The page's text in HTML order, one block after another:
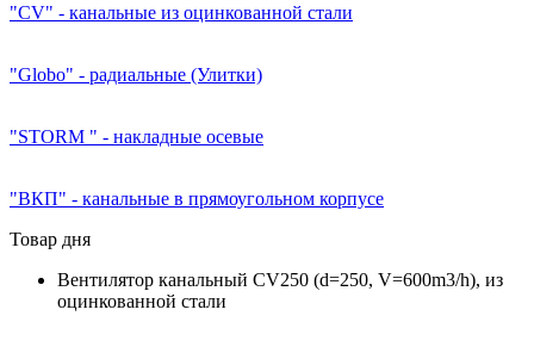
"CV" - канальные из оцинкованной стали
"Globo" - радиальные (Улитки)
"STORM " - накладные осевые
"ВКП" - канальные в прямоугольном корпусе
Товар дня
Вентилятор канальный CV250 (d=250, V=600m3/h), из
оцинкованной стали